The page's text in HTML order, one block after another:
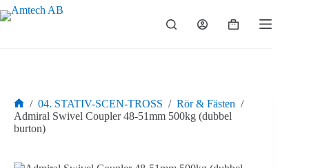
Hoppa
till
Varukorg
Hem
/ 04. STATIV-SCEN-TROSS / Rör & Fästen /
Admiral Swivel Coupler 48-51mm 500kg (dubbel
burton)